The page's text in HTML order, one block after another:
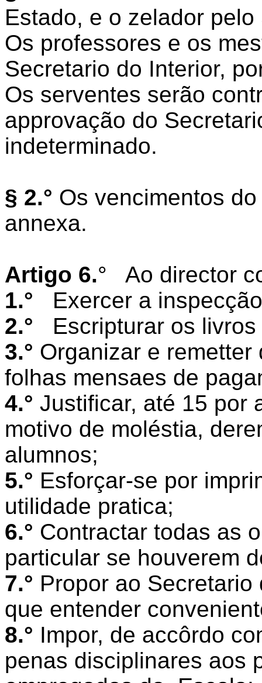
Estado, e o zelador
Os professores e os
Secretario do Interior,
Os serventes serão
approvação do
indeterminado.
§ 2.° Os vencimentos
annexa.
Artigo 6.°
Ao director
1.°
Exercer a
2.°
Escripturar os
3.° Organizar e
folhas mensaes de
4.° Justificar, até 15 por
motivo de moléstia,
alumnos;
5.° Esforçar-se por
utilidade pratica;
6.° Contractar todas as
particular se houverem
7.° Propor ao
que entender
8.° Impor, de accôrdo
penas disciplinares aos